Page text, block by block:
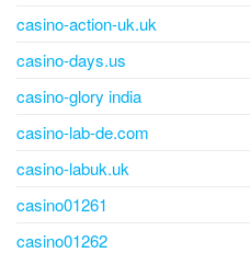
casino-action-uk.uk
casino-days.us
casino-glory india
casino-lab-de.com
casino-labuk.uk
casino01261
casino01262